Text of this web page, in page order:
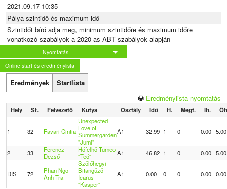
2021.09.17 10:35
Pálya szintidő és maximum idő
Szintidőt bíró adja meg, minimum szintidőre és maximum időre
vonatkozó szabályok a 2020-as ABT szabályok alapján
Nyomtatás
Online start és eredménylista
Eredmények
Startlista
Eredménylista nyomtatás
Hely St. Felvezető Kutya Osztály Idő H. Megt. Ih.
1 32 Favari Cintia
Unexpected
Love of
Summergarden
"Jumi"
A1 32.99 1 0 0.00 5.00
2 33
Ferencz
Dezső
Hófelhő Tumeo
"Teó"
A1 46.82 1 0 0.00 5.00
DIS 72
Phan Ngo
Anh Tra
Szőlőhegyi
Bitangűző
Icarus
"Kasper"
A1 0.00 0 0 0.00 0.00